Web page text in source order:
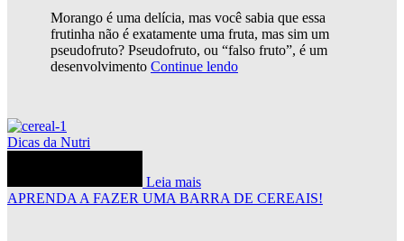
Morango é uma delícia, mas você sabia que essa
frutinha não é exatamente uma fruta, mas sim um
pseudofruto? Pseudofruto, ou “falso fruto”, é um
desenvolvimento Continue lendo
Dicas da Nutri
Leia mais
APRENDA A FAZER UMA BARRA DE CEREAIS!